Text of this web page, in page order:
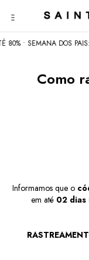
• SEMANA DOS
Como
Informamos que o
em até 02 dias